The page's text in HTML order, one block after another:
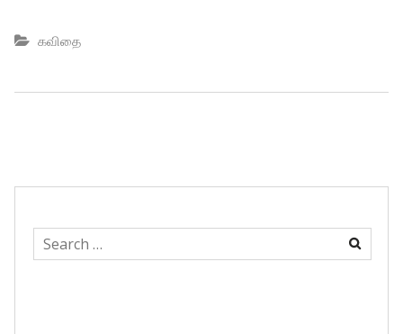
கவிதை
Search
for: